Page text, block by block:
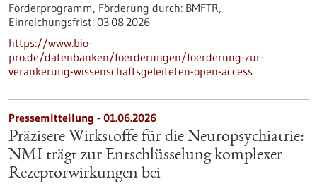
Förderprogramm, Förderung durch: BMFTR,
Einreichungsfrist: 03.08.2026
https://www.bio-
pro.de/datenbanken/foerderungen/foerderung-zur-
verankerung-wissenschaftsgeleiteten-open-access
Pressemitteilung - 01.06.2026
Präzisere Wirkstoffe für die Neuropsychiatrie:
NMI trägt zur Entschlüsselung komplexer
Rezeptorwirkungen bei